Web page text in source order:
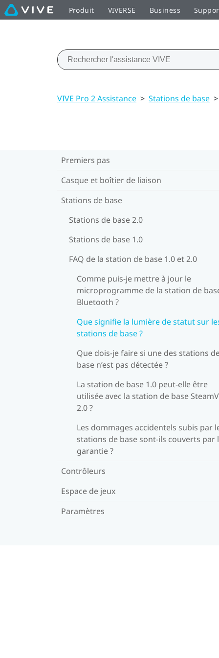
Produit VIVERSE Business
VIVE Pro 2 Assistance > Stations de base >
Premiers pas
Casque et boîtier de liaison
Stations de base
Stations de base 2.0
Stations de base 1.0
FAQ de la station de base 1.0 et 2.0
Comme puis-je mettre à jour le
microprogramme de la station de
Bluetooth ?
Que signifie la lumière de statut sur
stations de base ?
Que dois-je faire si une des stations
base n’est pas détectée ?
La station de base 1.0 peut-elle être
utilisée avec la station de base
2.0 ?
Les dommages accidentels subis par
stations de base sont-ils couverts par
garantie ?
Contrôleurs
Espace de jeux
Paramètres